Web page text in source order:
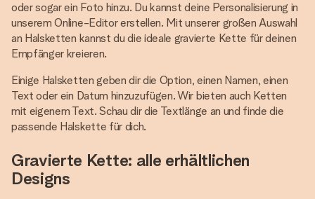
oder sogar ein Foto hinzu. Du kannst deine Personalisierung in
unserem Online-Editor erstellen. Mit unserer großen Auswahl
an Halsketten kannst du die ideale gravierte Kette für deinen
Empfänger kreieren.
Einige Halsketten geben dir die Option, einen Namen, einen
Text oder ein Datum hinzuzufügen. Wir bieten auch Ketten
mit eigenem Text. Schau dir die Textlänge an und finde die
passende Halskette für dich.
Gravierte Kette: alle erhältlichen
Designs